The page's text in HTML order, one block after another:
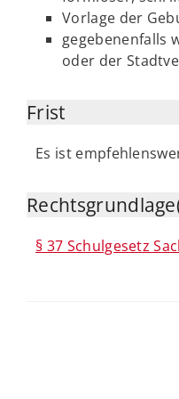
Vorlage der
gegebenenfalls
oder der
Frist
Es ist
§ 37 Schulgesetz